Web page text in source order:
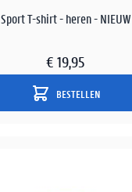
Sport T-shirt - heren - NIEUW
€ 19,95
BESTELLEN